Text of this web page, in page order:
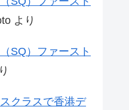
より
SQ）ファースト
クラスで香港デ